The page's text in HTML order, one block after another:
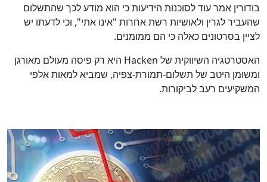
בודורין אמר עוד לסוכנות הידיעות כי הוא מודע לכך שהתשלום
שהעביר לגרין ולאושיות רשת אחרות "אינו אתי", וכי לדעתו יש
לציין בסרטונים כאלה כי הם ממומנים.
האסטרטגיה השיווקית של Hacken היא רק פיסה מעולם מאורגן
ומשומן היטב של תשלום-תמורת-צפיה, שמביא למאות אלפי
המשקיעים רעב לביקורות.